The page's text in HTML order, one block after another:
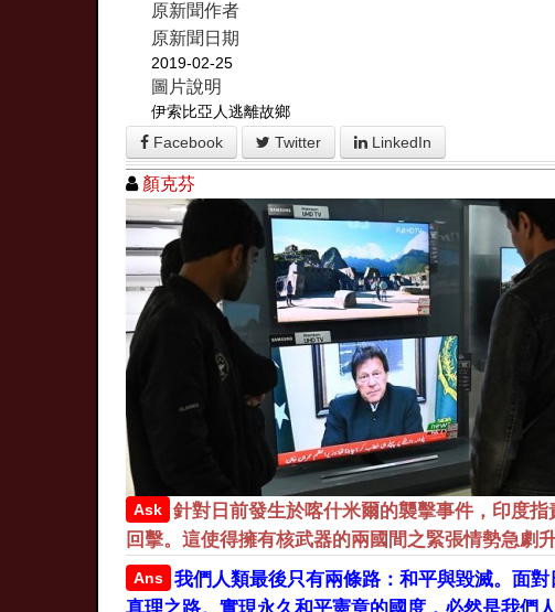
原新聞作者
原新聞日期
2019-02-25
圖片說明
伊索比亞人逃離故鄉
Facebook
Twitter LinkedIn
顏克芬
Ask
針對日前發生於喀什米爾的襲擊事件，印度
回擊。這使得擁有核武器的兩國間之緊張情勢急劇升
Ans
我們人類最後只有兩條路：和平與毀滅。面